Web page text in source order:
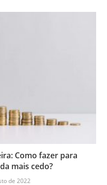
Como fazer para
mais cedo?
de 2022